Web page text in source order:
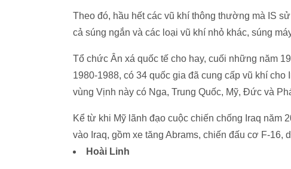
Theo đó, hầu hết các vũ khí thông thường mà IS
cả súng ngắn và các loại vũ khí nhỏ khác, súng
Tổ chức Ân xá quốc tế cho hay, cuối những năm
1980-1988, có 34 quốc gia đã cung cấp vũ khí
vùng Vịnh này có Nga, Trung Quốc, Mỹ, Đức và
Kể từ khi Mỹ lãnh đạo cuộc chiến chống Iraq
vào Iraq, gồm xe tăng Abrams, chiến đấu cơ F-16,
Hoài Linh